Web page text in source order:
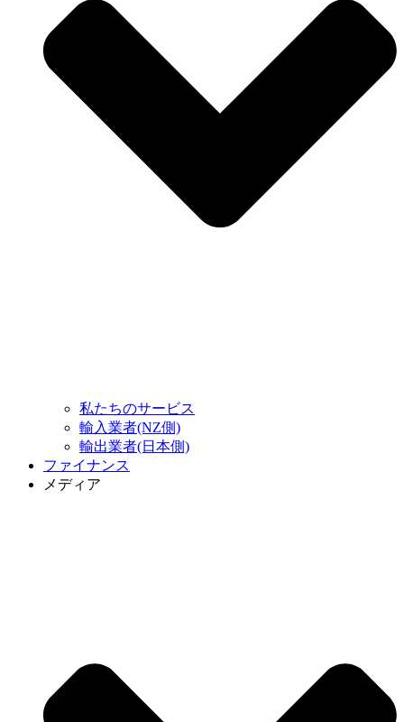
私たちのサービス
輸入業者(NZ側)
輸出業者(日本側)
ファイナンス
メディア